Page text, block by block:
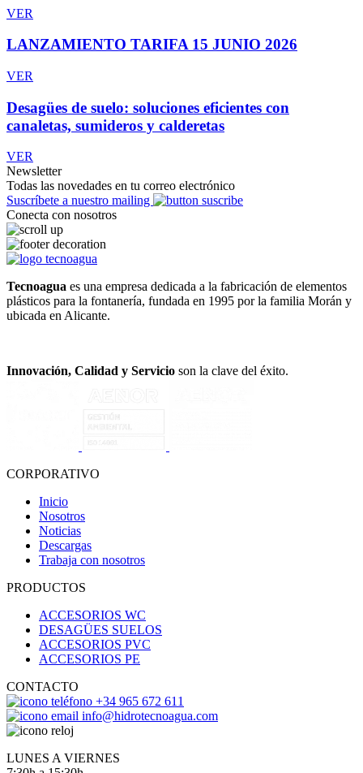
VER
LANZAMIENTO TARIFA 15 JUNIO 2026
VER
Desagües de suelo: soluciones eficientes con
canaletas, sumideros y calderetas
VER
Newsletter
Todas las novedades en tu correo electrónico
Suscríbete a nuestro mailing
Conecta con nosotros
Tecnoagua es una empresa dedicada a la fabricación de elementos
plásticos para la fontanería, fundada en 1995 por la familia Morán y
ubicada en Alicante.
Innovación, Calidad y Servicio son la clave del éxito.
CORPORATIVO
Inicio
Nosotros
Noticias
Descargas
Trabaja con nosotros
PRODUCTOS
ACCESORIOS WC
DESAGÜES SUELOS
ACCESORIOS PVC
ACCESORIOS PE
CONTACTO
+34 965 672 611
info@hidrotecnoagua.com
LUNES A VIERNES